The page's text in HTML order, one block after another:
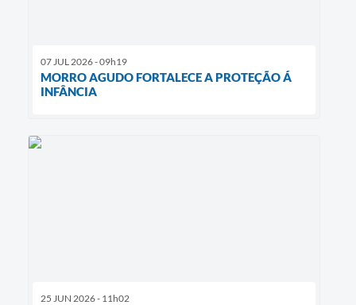
07 JUL 2026 - 09h19
MORRO AGUDO FORTALECE A PROTEÇÃO Á
INFÂNCIA
25 JUN 2026 - 11h02